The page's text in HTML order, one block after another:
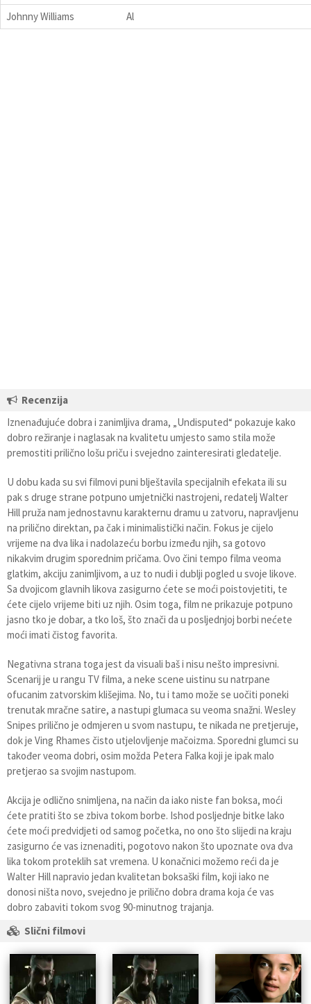
Johnny Williams Al
Recenzija
Iznenađujuće dobra i zanimljiva drama, „Undisputed“ pokazuje kako
dobro režiranje i naglasak na kvalitetu umjesto samo stila može
premostiti prilično lošu priču i svejedno zainteresirati gledatelje.
U dobu kada su svi filmovi puni blještavila specijalnih efekata ili su
pak s druge strane potpuno umjetnički nastrojeni, redatelj Walter
Hill pruža nam jednostavnu karakternu dramu u zatvoru, napravljenu
na prilično direktan, pa čak i minimalistički način. Fokus je cijelo
vrijeme na dva lika i nadolazeću borbu između njih, sa gotovo
nikakvim drugim sporednim pričama. Ovo čini tempo filma veoma
glatkim, akciju zanimljivom, a uz to nudi i dublji pogled u svoje likove.
Sa dvojicom glavnih likova zasigurno ćete se moći poistovjetiti, te
ćete cijelo vrijeme biti uz njih. Osim toga, film ne prikazuje potpuno
jasno tko je dobar, a tko loš, što znači da u posljednjoj borbi nećete
moći imati čistog favorita.
Negativna strana toga jest da visuali baš i nisu nešto impresivni.
Scenarij je u rangu TV filma, a neke scene uistinu su natrpane
ofucanim zatvorskim klišejima. No, tu i tamo može se uočiti poneki
trenutak mračne satire, a nastupi glumaca su veoma snažni. Wesley
Snipes prilično je odmjeren u svom nastupu, te nikada ne pretjeruje,
dok je Ving Rhames čisto utjelovljenje mačoizma. Sporedni glumci su
također veoma dobri, osim možda Petera Falka koji je ipak malo
pretjerao sa svojim nastupom.
Akcija je odlično snimljena, na način da iako niste fan boksa, moći
ćete pratiti što se zbiva tokom borbe. Ishod posljednje bitke lako
ćete moći predvidjeti od samog početka, no ono što slijedi na kraju
zasigurno će vas iznenaditi, pogotovo nakon što upoznate ova dva
lika tokom proteklih sat vremena. U konačnici možemo reći da je
Walter Hill napravio jedan kvalitetan boksaški film, koji iako ne
donosi ništa novo, svejedno je prilično dobra drama koja će vas
dobro zabaviti tokom svog 90-minutnog trajanja.
Slični filmovi